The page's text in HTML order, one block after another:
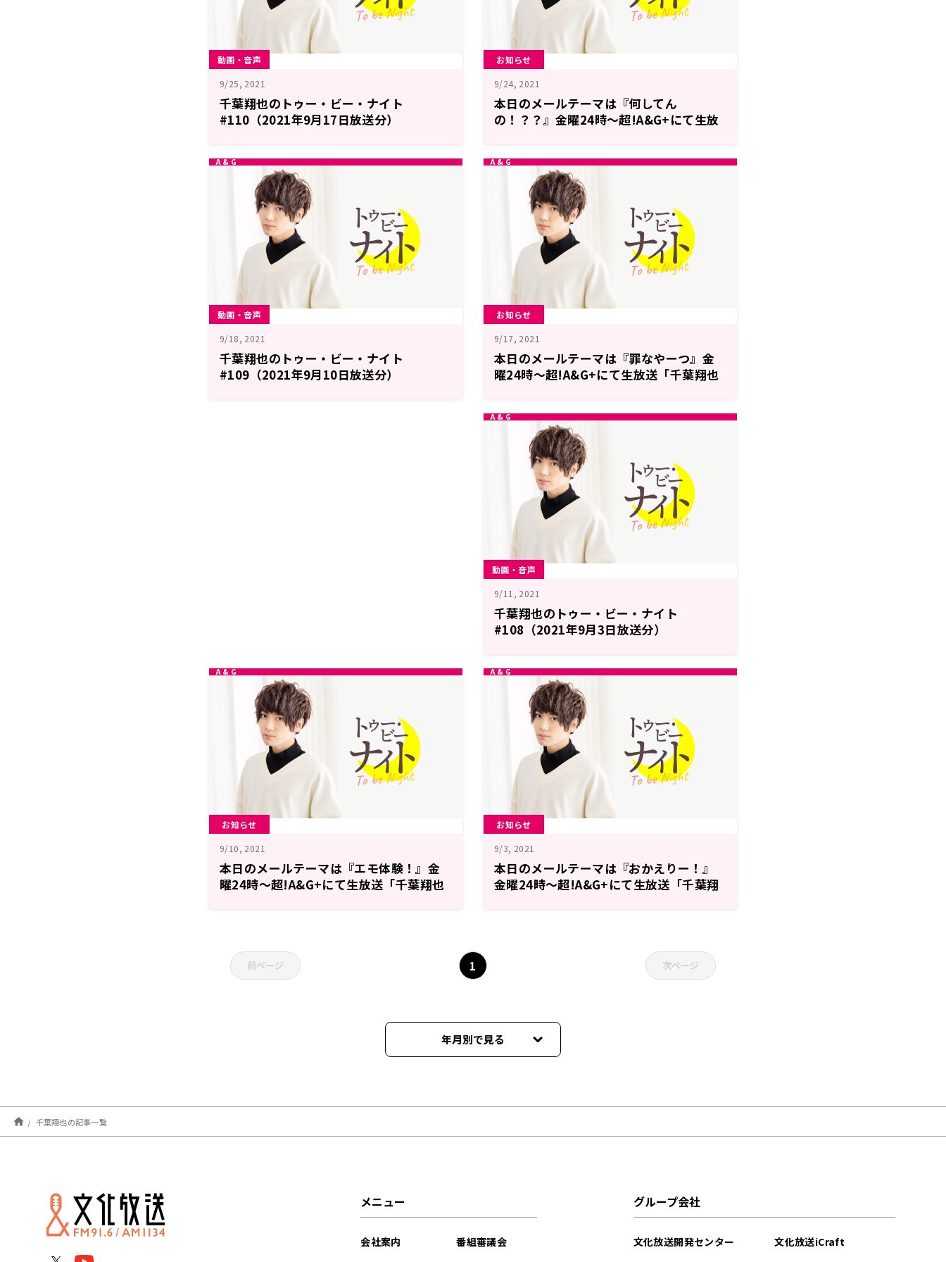
動画・音声
9/25, 2021
千葉翔也のトゥー・ビー・ナイト
#110（2021年9月17日放送分）
お知らせ
9/24, 2021
本日のメールテーマは『何してん
の！？？』金曜24時～超!A&G+にて生放
動画・音声
9/18, 2021
千葉翔也のトゥー・ビー・ナイト
#109（2021年9月10日放送分）
お知らせ
9/17, 2021
本日のメールテーマは『罪なやーつ』金
曜24時～超!A&G+にて生放送「千葉翔也
動画・音声
9/11, 2021
千葉翔也のトゥー・ビー・ナイト
#108（2021年9月3日放送分）
お知らせ
9/10, 2021
本日のメールテーマは『エモ体験！』金
曜24時～超!A&G+にて生放送「千葉翔也
お知らせ
9/3, 2021
本日のメールテーマは『おかえりー！』
金曜24時～超!A&G+にて生放送「千葉翔
前ページ 1 次ページ
年月別で見る
2025年07月
2025年03月
千葉翔也の記事一覧
メニュー
会社案内 番組審議会
グループ会社
文化放送開発センター 文化放送iCraft